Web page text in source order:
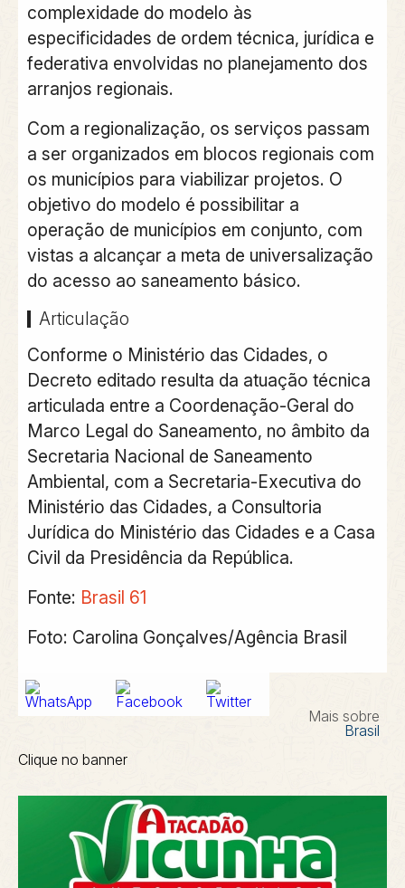
complexidade do modelo às
especificidades de ordem técnica, jurídica e
federativa envolvidas no planejamento dos
arranjos regionais.
Com a regionalização, os serviços passam
a ser organizados em blocos regionais com
os municípios para viabilizar projetos. O
objetivo do modelo é possibilitar a
operação de municípios em conjunto, com
vistas a alcançar a meta de universalização
do acesso ao saneamento básico.
Articulação
Conforme o Ministério das Cidades, o
Decreto editado resulta da atuação técnica
articulada entre a Coordenação-Geral do
Marco Legal do Saneamento, no âmbito da
Secretaria Nacional de Saneamento
Ambiental, com a Secretaria-Executiva do
Ministério das Cidades, a Consultoria
Jurídica do Ministério das Cidades e a Casa
Civil da Presidência da República.
Fonte: Brasil 61
Foto: Carolina Gonçalves/Agência Brasil
Mais sobre
Brasil
Clique no banner